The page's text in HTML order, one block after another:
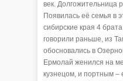
век. Долгожительница
Появилась её семья в
сибирские края 4
говорили раньше, из
обосновались в
Ермолай женился на
кузнецом, и портным